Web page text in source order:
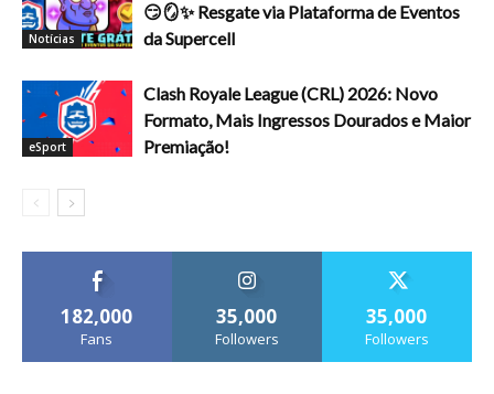
Notícias
😏🪞✨ Resgate via Plataforma de Eventos
da Supercell
eSport
Clash Royale League (CRL) 2026: Novo
Formato, Mais Ingressos Dourados e Maior
Premiação!
182,000
Fans
35,000
Followers
35,000
Followers